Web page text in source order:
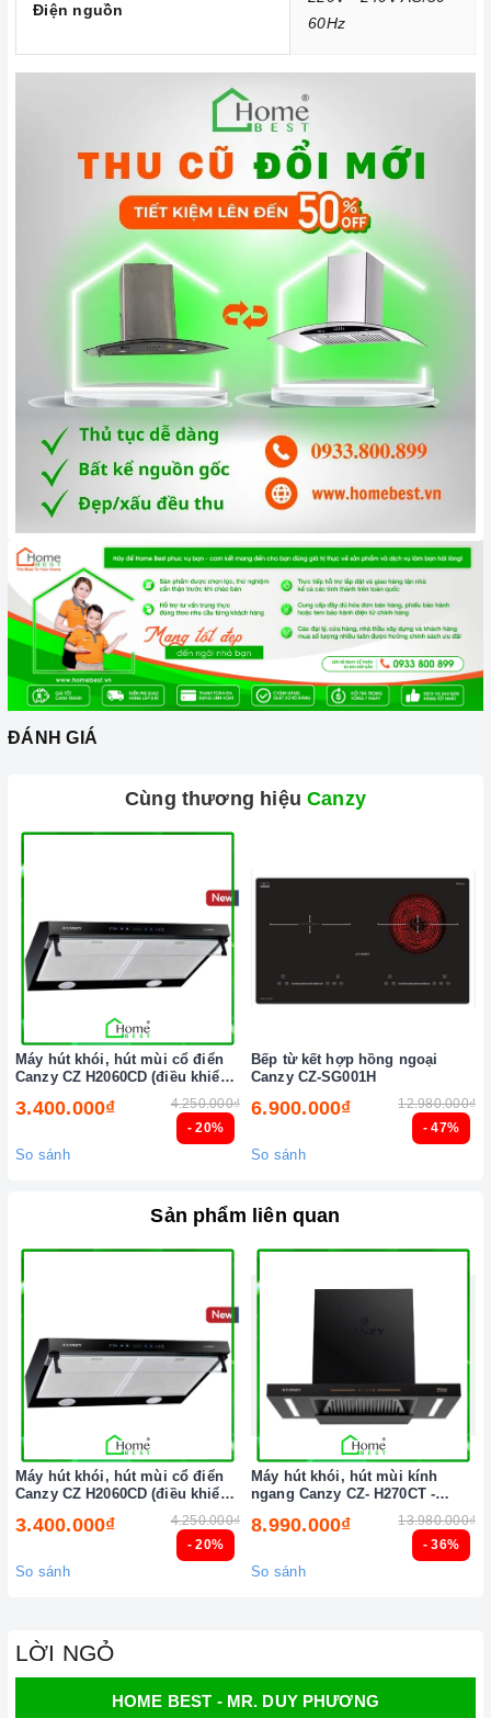
sản phẩm.
nhân viên và kỹ thuật viên chuyên nghiệp, tận tâm sẽ đồng
hành cùng quý khách trong quá trình mua sắm và sử dụng
Đến với Home Best, chúng tôi tự hào cung cấp đến khách hàng
máy hút khói CANZYnổi tiếng, cam kết về
chất lượng và nguồn gốc sản phẩm chính hãng. Chúng tôi tự
tin mang đến cho quý khách hàng dịch vụ chăm sóc khách
hàng tận tâm và chính sách bảo hành, hậu mãi chuyên nghiệp
nhất.
Xem thêm tại đây: Home Best Care - Trung tâm bảo trì, sửa
chữa thiết bị nhà bếp cao cấp
Điện nguồn
60Hz
ĐÁNH GIÁ
Cùng thương hiệuCanzy
- 20%
Máy hút khói, hút mùi cổ điển
Canzy CZ H2060CD (điều khiển
3.400.000₫ 4.250.000₫
So sánh
- 47%
Bếp từ kết hợp hồng ngoại
Canzy CZ-SG001H
6.900.000₫ 12.980.000₫
So sánh
Sản phẩm liên quan
- 20%
Máy hút khói, hút mùi cổ điển
Canzy CZ H2060CD (điều khiển
3.400.000₫ 4.250.000₫
So sánh
- 36%
Máy hút khói, hút mùi kính
ngang Canzy CZ- H270CT -
H271CT (điều khiển cảm ứng
vẫy tay)
8.990.000₫ 13.980.000₫
So sánh
LỜI NGỎ
HOME BEST - MR. DUY PHƯƠNG